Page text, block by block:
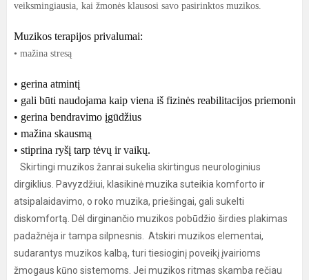
veiksmingiausia, kai žmonės klausosi savo pasirinktos muzikos.
Muzikos terapijos privalumai:
• mažina stresą
• gerina atmintį
• gali būti naudojama kaip viena iš fizinės reabilitacijos priemonių
• gerina bendravimo įgūdžius
• mažina skausmą
• stiprina ryšį tarp tėvų ir vaikų.
Skirtingi muzikos žanrai sukelia skirtingus neurologinius
dirgiklius. Pavyzdžiui, klasikinė muzika suteikia komforto ir
atsipalaidavimo, o roko muzika, priešingai, gali sukelti
diskomfortą. Dėl dirginančio muzikos pobūdžio širdies plakimas
padažnėja ir tampa silpnesnis. Atskiri muzikos elementai,
sudarantys muzikos kalbą, turi tiesioginį poveikį įvairioms
žmogaus kūno sistemoms. Jei muzikos ritmas skamba rečiau